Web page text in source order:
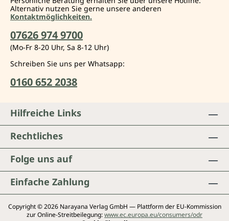
Alternativ nutzen Sie gerne unsere anderen
Kontaktmöglichkeiten.
07626 974 9700
(Mo-Fr 8-20 Uhr, Sa 8-12 Uhr)
Schreiben Sie uns per Whatsapp:
0160 652 2038
Folge uns auf
Einfache Zahlung
Hilfreiche Links
Rechtliches
Copyright © 2026 Narayana Verlag GmbH — Plattform der EU-Kommission
zur Online-Streitbeilegung:www.ec.europa.eu/consumers/odr